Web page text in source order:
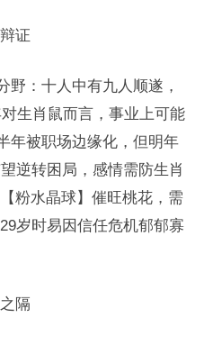
证
野：十人中有九人顺遂，
生肖鼠而言，事业上可能
年被职场边缘化，但明年
逆转困局，感情需防生肖
粉水晶球】催旺桃花，需
岁时易因信任危机郁郁寡
隔